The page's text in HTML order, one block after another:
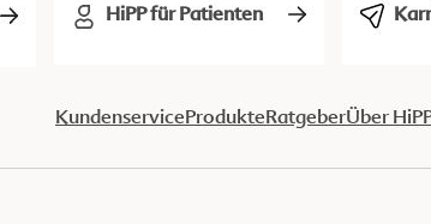
HiPP für Patienten
KundenserviceProdukteRatgeberÜber